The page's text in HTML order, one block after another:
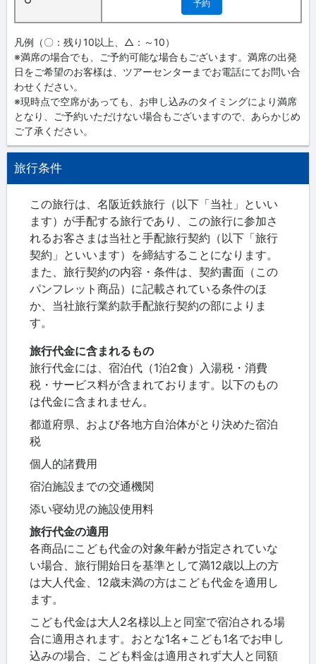
予約
凡例（〇：残り10以上、△：～10）
※満席の場合でも、ご予約可能な場合もございます。満席の出発
日をご希望のお客様は、ツアーセンターまでお電話にてお問い合
わせください。
※現時点で空席があっても、お申し込みのタイミングにより満席
となり、ご予約いただけない場合もございますので、あらかじめ
ご了承ください。
旅行条件
この旅行は、名阪近鉄旅行（以下「当社」といい
ます）が手配する旅行であり、この旅行に参加さ
れるお客さまは当社と手配旅行契約（以下「旅行
契約」といいます）を締結することになります。
また、旅行契約の内容・条件は、契約書面（この
パンフレット商品）に記載されている条件のほ
か、当社旅行業約款手配旅行契約の部によりま
す。
旅行代金に含まれるもの
旅行代金には、宿泊代（1泊2食）入湯税・消費
税・サービス料が含まれております。以下のもの
は代金に含まれません。
都道府県、および各地方自治体がとり決めた宿泊
税
個人的諸費用
宿泊施設までの交通機関
添い寝幼児の施設使用料
旅行代金の適用
各商品にこども代金の対象年齢が指定されていな
い場合、旅行開始日を基準として満12歳以上の方
は大人代金、12歳未満の方はこども代金を適用し
ます。
こども代金は大人2名様以上と同室で宿泊される場
合に適用されます。おとな1名+こども1名でお申し
込みの場合、こども料金は適用されず大人と同額